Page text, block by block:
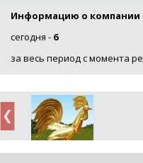
Информацию о компании
сегодня - 6
за весь период с момента